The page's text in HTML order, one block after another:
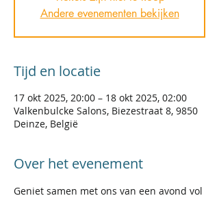
Andere evenementen bekijken
Tijd en locatie
17 okt 2025, 20:00 – 18 okt 2025, 02:00
Valkenbulcke Salons, Biezestraat 8, 9850
Deinze, België
Over het evenement
Geniet samen met ons van een avond vol